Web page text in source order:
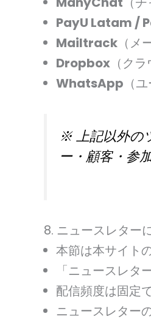
PayU Latam /
Mailtrack （メ
Dropbox （ク
WhatsApp （
※ 上記以外の
ー・顧客・参
8. ニュースレター
本節は本サイト
「ニュースレタ
配信頻度は固定
ニュースレター